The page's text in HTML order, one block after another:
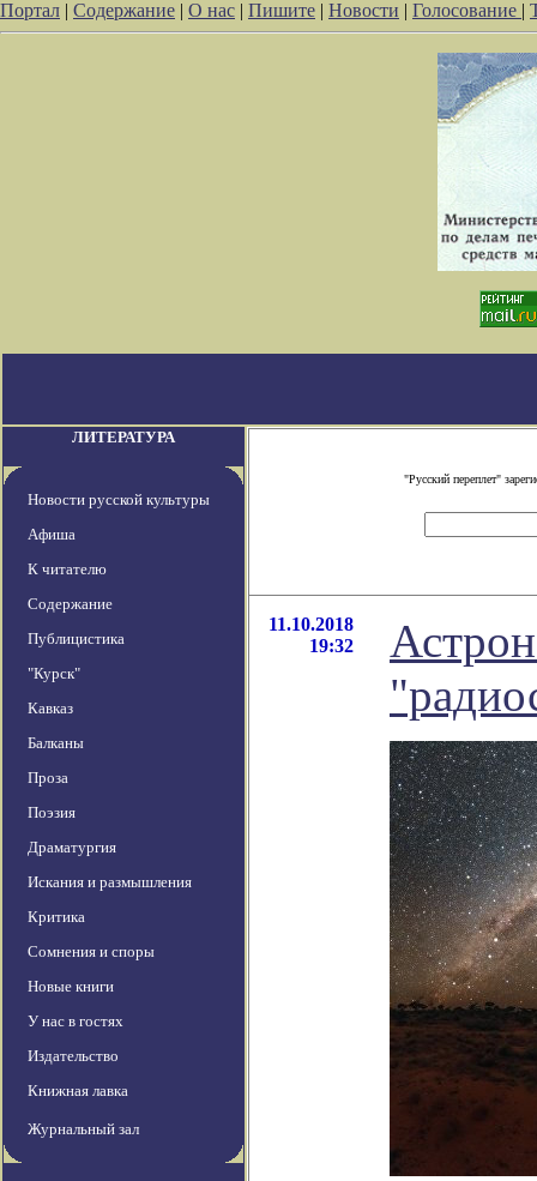
Портал | Содержание | О нас | Пишите | Новости | Голосование |
ЛИТЕРАТУРА
Новости русской культуры
Афиша
К читателю
Содержание
Публицистика
"Курск"
Кавказ
Балканы
Проза
Поэзия
Драматургия
Искания и размышления
Критика
Сомнения и споры
Новые книги
У нас в гостях
Издательство
Книжная лавка
Журнальный зал
"Русский переплет"
11.10.2018
19:32